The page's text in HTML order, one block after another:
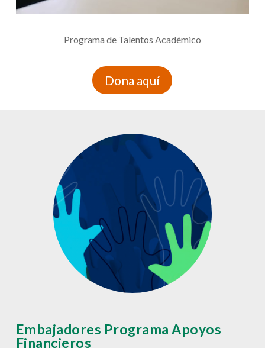
Programa de Talentos Académico
Dona aquí
Embajadores Programa Apoyos
Financieros